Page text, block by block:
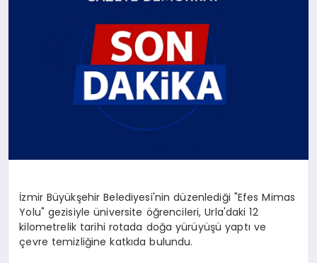
İzmir Büyükşehir Belediyesi'nin düzenlediği "Efes Mimas
Yolu" gezisiyle üniversite öğrencileri, Urla'daki 12
kilometrelik tarihi rotada doğa yürüyüşü yaptı ve
çevre temizliğine katkıda bulundu.